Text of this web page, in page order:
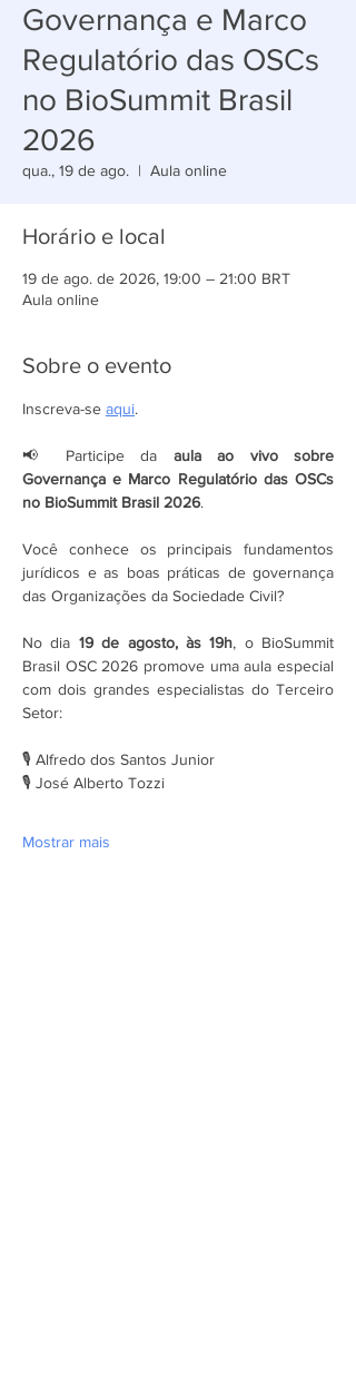
Governança e Marco
Regulatório das OSCs
no BioSummit Brasil
2026
qua., 19 de ago.
  |
Aula online
Horário e local
19 de ago. de 2026, 19:00 – 21:00 BRT
Aula online
Sobre o evento
Inscreva-se aqui.
📢 Participe da aula ao vivo sobre
Governança e Marco Regulatório das OSCs
no BioSummit Brasil 2026.
Você conhece os principais fundamentos
jurídicos e as boas práticas de governança
das Organizações da Sociedade Civil?
No dia 19 de agosto, às 19h, o BioSummit
Brasil OSC 2026 promove uma aula especial
com dois grandes especialistas do Terceiro
Setor:
🎙️ Alfredo dos Santos Junior
🎙️ José Alberto Tozzi
Mostrar mais